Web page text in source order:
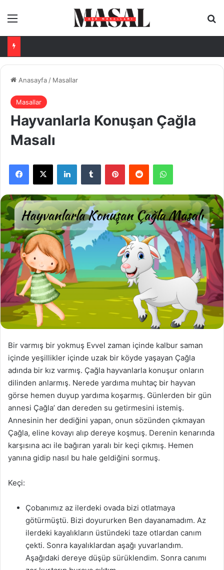
Menü
Anasayfa / Masallar
Masallar
Hayvanlarla Konuşan Çağla
Masalı
Facebook
X LinkedInTumblr PinterestReddit WhatsApp
Bir varmış bir yokmuş Evvel zaman içinde kalbur saman
içinde yeşillikler içinde uzak bir köyde yaşayan Çağla
adında bir kız varmış. Çağla hayvanlarla konuşur onların
dilinden anlarmış. Nerede yardıma muhtaç bir hayvan
görse hemen duyup yardıma koşarmış. Günlerden bir gün
annesi Çağla’ dan dereden su getirmesini istemiş.
Annesinin her dediğini yapan, onun sözünden çıkmayan
Çağla, eline kovayı alıp dereye koşmuş. Derenin kenarında
karşısına acı ile bağıran yaralı bir keçi çıkmış. Hemen
yanına gidip nasıl bu hale geldiğini sormuş.
Keçi:
Çobanımız az ilerdeki ovada bizi otlatmaya
götürmüştü. Bizi doyururken Ben dayanamadım. Az
ilerdeki kayalıkların üstündeki taze otlardan canım
çekti. Sonra kayalıklardan aşağı yuvarlandım.
Aşağıdaki dereye düşüp sürüklendim. Sonra canımı